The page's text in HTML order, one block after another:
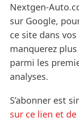
Nextgen-
sur Google,
ce site dans
manquerez
parmi les
analyses.
S’abonner est
sur ce lien et